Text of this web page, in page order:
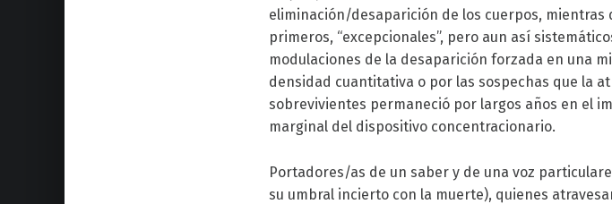
eliminación/desaparición de los cuerpos,
primeros, “excepcionales”, pero aun así
modulaciones de la desaparición forzada en una
densidad cuantitativa o por las sospechas que la
sobrevivientes permaneció por largos años en el
marginal del dispositivo concentracionario.
Portadores/as de un saber y de una voz
su umbral incierto con la muerte), quienes